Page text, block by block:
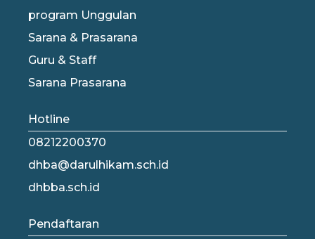
program Unggulan
Sarana & Prasarana
Guru & Staff
Sarana Prasarana
Hotline
08212200370
dhba@darulhikam.sch.id
dhbba.sch.id
Pendaftaran